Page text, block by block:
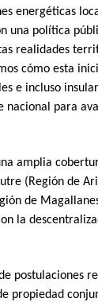
energéticas
una política
realidades
cómo esta
e incluso
nacional para
amplia
(Región de
de
la
postulaciones
propiedad